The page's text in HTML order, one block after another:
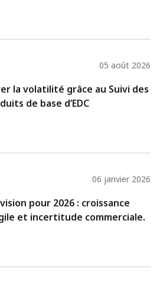
05 août 2026
la volatilité grâce au Suivi des
de base d’EDC
06 janvier 2026
pour 2026 : croissance
et incertitude commerciale.